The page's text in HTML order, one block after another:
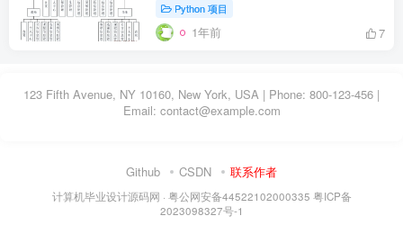
Python 项目
1年前 7
123 Fifth Avenue, NY 10160, New York, USA | Phone: 800-123-456 |
Email: contact@example.com
Github CSDN 联系作者
计算机毕业设计源码网 · 粤公网安备44522102000335 粤ICP备
2023098327号-1